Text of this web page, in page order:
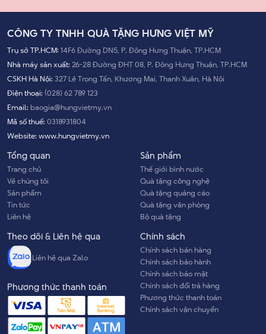
CÔNG TY TNHH QUÀ TẶNG HƯNG VIỆT MỸ
Trụ sở TP.HCM: 14F6 Đường DN5, P. Đông Hưng Thuận, TP.HCM
Nhà máy sản xuất: 26-28 Đường ĐHT 08, P. Đông Hưng Thuận, TP.HCM
CSKH Hà Nội: 327 Lê Trọng Tấn, Khương Mai, Thanh Xuân, Hà Nội
Điện thoại: (028) 62 789 123
Email: baogia@hungvietmy.vn
Mã số thuế: 0318931804
Website: www.hungvietmy.vn
Tổng quan
Trang chủ
Về chúng tôi
Sản phẩm
Tin tức
Liên hệ
Sản phẩm
Thế giới bình nước
Quà tặng công nghệ
Quà tặng quảng cáo
Quà tặng văn phòng
Bộ quà tặng
Chính sách
Chính sách bán hàng
Chính sách bảo hành
Chính sách bảo mật
Chính sách đổi trả hàng
Phương thức thanh toán
Chính sách vận chuyển
Theo dõi & Liên hệ qua
Liên hệ qua Zalo
Phương thức thanh toán